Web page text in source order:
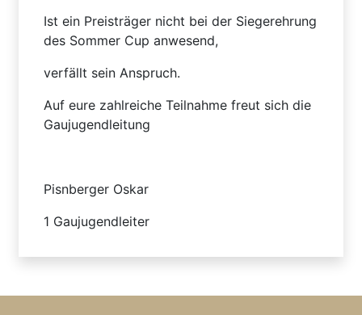
Ist ein Preisträger nicht bei der Siegerehrung
des Sommer Cup anwesend,
verfällt sein Anspruch.
Auf eure zahlreiche Teilnahme freut sich die
Gaujugendleitung
Pisnberger Oskar
1 Gaujugendleiter